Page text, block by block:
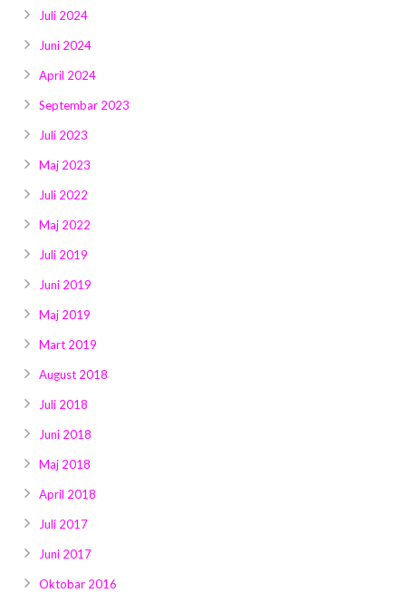
Juli 2024
Juni 2024
April 2024
Septembar 2023
Juli 2023
Maj 2023
Juli 2022
Maj 2022
Juli 2019
Juni 2019
Maj 2019
Mart 2019
August 2018
Juli 2018
Juni 2018
Maj 2018
April 2018
Juli 2017
Juni 2017
Oktobar 2016